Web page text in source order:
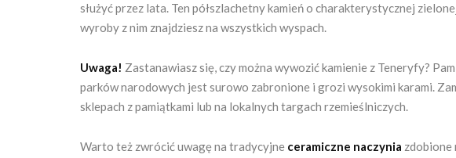
służyć przez lata. Ten półszlachetny kamień o charakterystycznej
wyroby z nim znajdziesz na wszystkich wyspach.
Uwaga! Zastanawiasz się, czy można wywozić kamienie z Teneryfy?
parków narodowych jest surowo zabronione i grozi wysokimi karami.
sklepach z pamiątkami lub na lokalnych targach rzemieślniczych.
Warto też zwrócić uwagę na tradycyjne ceramiczne naczynia zdobione